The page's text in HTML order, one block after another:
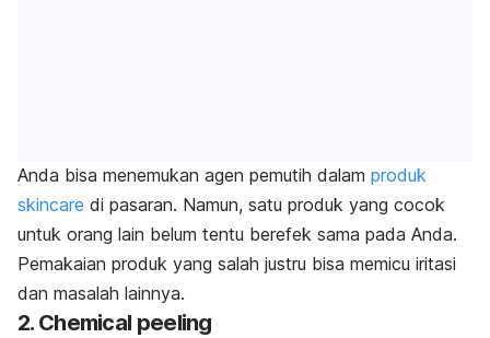
Anda bisa menemukan agen pemutih dalam produk
skincare di pasaran. Namun, satu produk yang cocok
untuk orang lain belum tentu berefek sama pada Anda.
Pemakaian produk yang salah justru bisa memicu iritasi
dan masalah lainnya.
2. Chemical peeling